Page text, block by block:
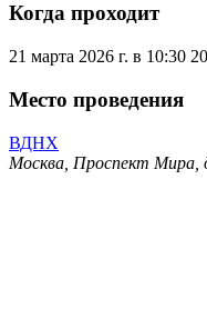
Когда проходит
21 марта 2026 г. в 10:30
Место проведения
ВДНХ
Москва, Проспект Мира,